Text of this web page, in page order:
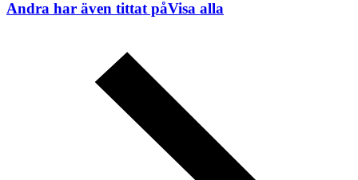
Andra har även tittat påVisa alla